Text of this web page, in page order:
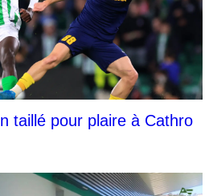
taillé pour plaire à Cathro